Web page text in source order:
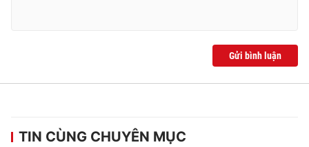
Gửi bình luận
TIN CÙNG CHUYÊN MỤC